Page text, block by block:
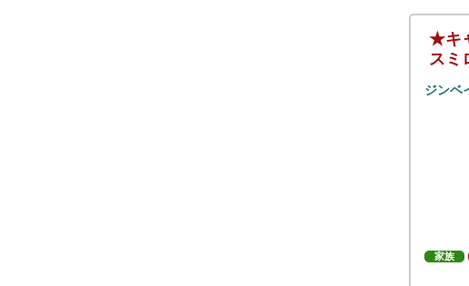
★キ
スミ
ジンベ
家族